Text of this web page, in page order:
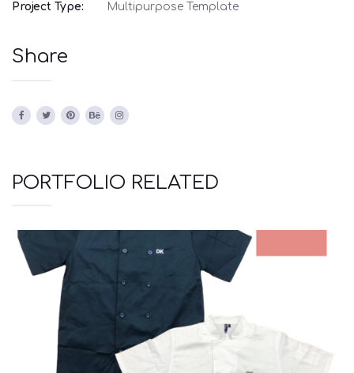
Project Type: Multipurpose Template
Share
PORTFOLIO RELATED